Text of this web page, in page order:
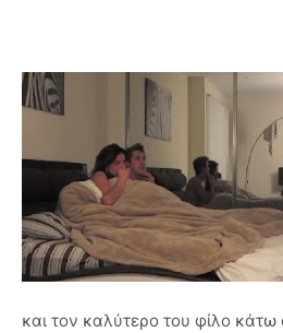
και τον καλύτερο του φίλο κάτω